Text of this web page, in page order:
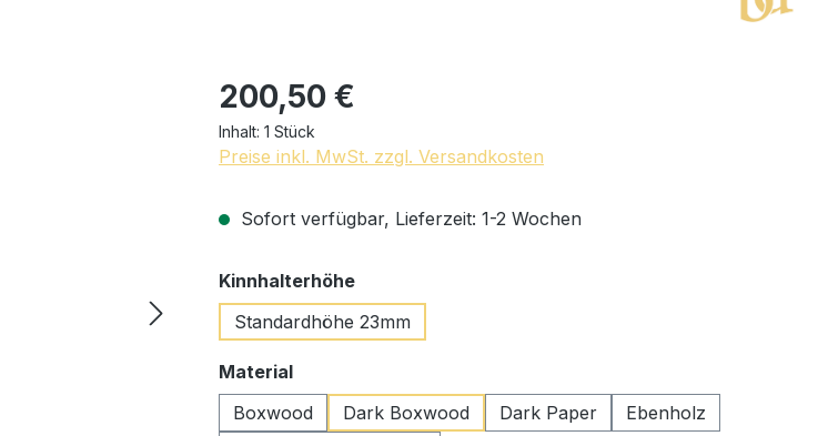
200,50 €
Inhalt: 1 Stück
Preise inkl. MwSt. zzgl. Versandkosten
Sofort verfügbar, Lieferzeit: 1-2 Wochen
Kinnhalterhöheauswählen
Standardhöhe 23mm
Materialauswählen
Boxwood
Dark Boxwood Dark Paper
Ebenholz